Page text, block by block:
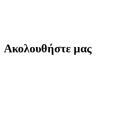
Ακολουθήστε μας